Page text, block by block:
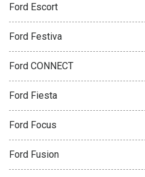
Ford Escort
Ford Festiva
Ford CONNECT
Ford Fiesta
Ford Focus
Ford Fusion